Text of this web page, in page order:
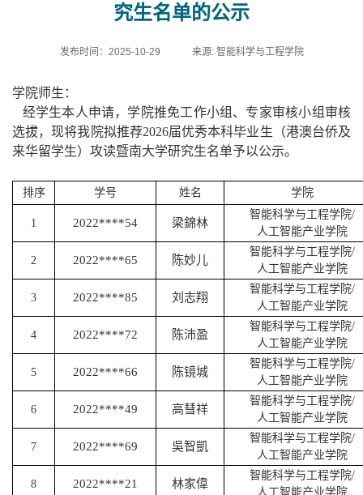
究生名单的公示
发布时间：2025-10-29 来源: 智能科学与工程学院
学院师生 ：
经学生本人申请，学院推免工作小组 、 专家审核小组审核
选拔，现将我院拟推荐2026届优秀本科毕业生（港澳台侨及
来华留学生）攻读暨南大学研究生名单予以公示。
排序 学号 姓名 学院
1 2022****54 梁錦林
智能科学与工程学院/
人工智能产业学院
2 2022****65 陈妙儿
智能科学与工程学院/
人工智能产业学院
3 2022****85 刘志翔
智能科学与工程学院/
人工智能产业学院
4 2022****72 陈沛盈
智能科学与工程学院/
人工智能产业学院
5 2022****66 陈镜城
智能科学与工程学院/
人工智能产业学院
6 2022****49 高彗祥
智能科学与工程学院/
人工智能产业学院
7 2022****69 吳智凱
智能科学与工程学院/
人工智能产业学院
8 2022****21 林家偉
智能科学与工程学院/
人工智能产业学院